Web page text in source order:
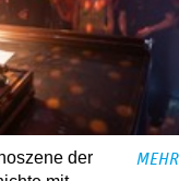
der
MEHR